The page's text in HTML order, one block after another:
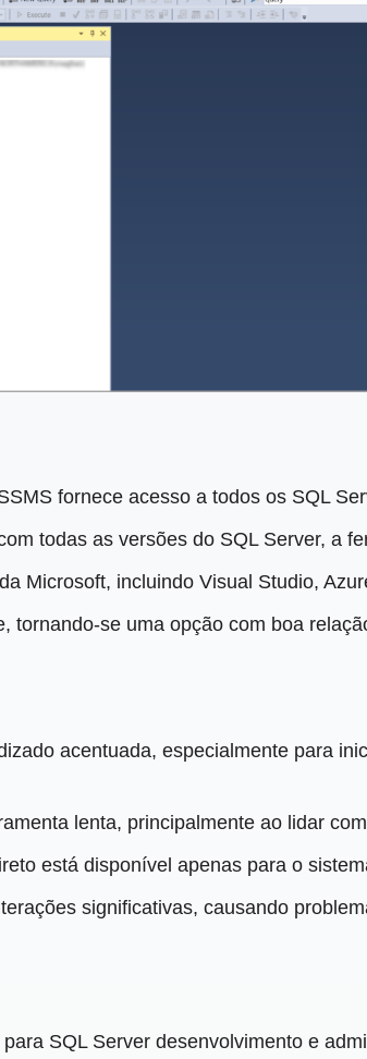
fornece acesso a todos os SQL
todas as versões do SQL Server, a
Microsoft, incluindo Visual Studio,
tornando-se uma opção com boa
acentuada, especialmente para
lenta, principalmente ao lidar
está disponível apenas para o
significativas, causando
SQL Server desenvolvimento e